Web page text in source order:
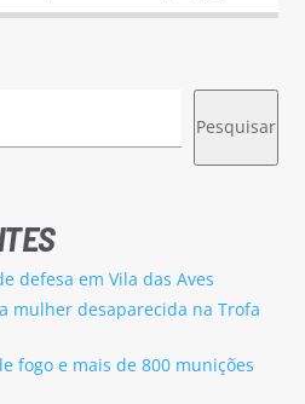
Pesquisar
defesa em Vila das Aves
mulher desaparecida na Trofa
fogo e mais de 800 munições